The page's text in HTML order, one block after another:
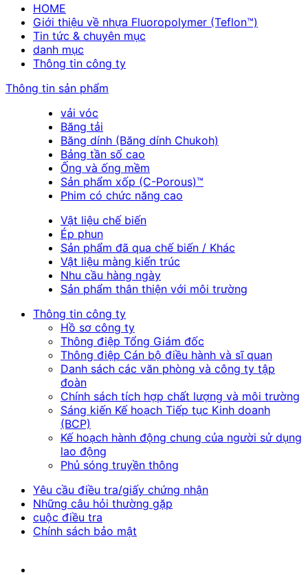
HOME
Giới thiệu về nhựa Fluoropolymer (Teflon™)
Tin tức & chuyên mục
danh mục
Thông tin công ty
Thông tin sản phẩm
vải vóc
Băng tải
Băng dính (Băng dính Chukoh)
Bảng tần số cao
Ống và ống mềm
Sản phẩm xốp (C-Porous)™
Phim có chức năng cao
Vật liệu chế biến
Ép phun
Sản phẩm đã qua chế biến / Khác
Vật liệu màng kiến trúc
Nhu cầu hàng ngày
Sản phẩm thân thiện với môi trường
Thông tin công ty
Hồ sơ công ty
Thông điệp Tổng Giám đốc
Thông điệp Cán bộ điều hành và sĩ quan
Danh sách các văn phòng và công ty tập
đoàn
Chính sách tích hợp chất lượng và môi trường
Sáng kiến Kế hoạch Tiếp tục Kinh doanh
(BCP)
Kế hoạch hành động chung của người sử dụng
lao động
Phủ sóng truyền thông
Yêu cầu điều tra/giấy chứng nhận
Những câu hỏi thường gặp
cuộc điều tra
Chính sách bảo mật